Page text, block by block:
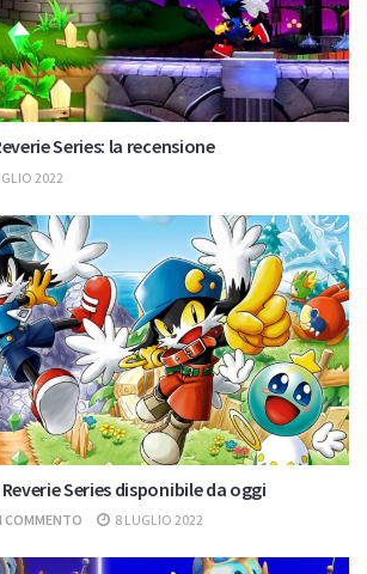
Series: la recensione
2022
Series disponibile da oggi
COMMENTO 8 LUGLIO 2022